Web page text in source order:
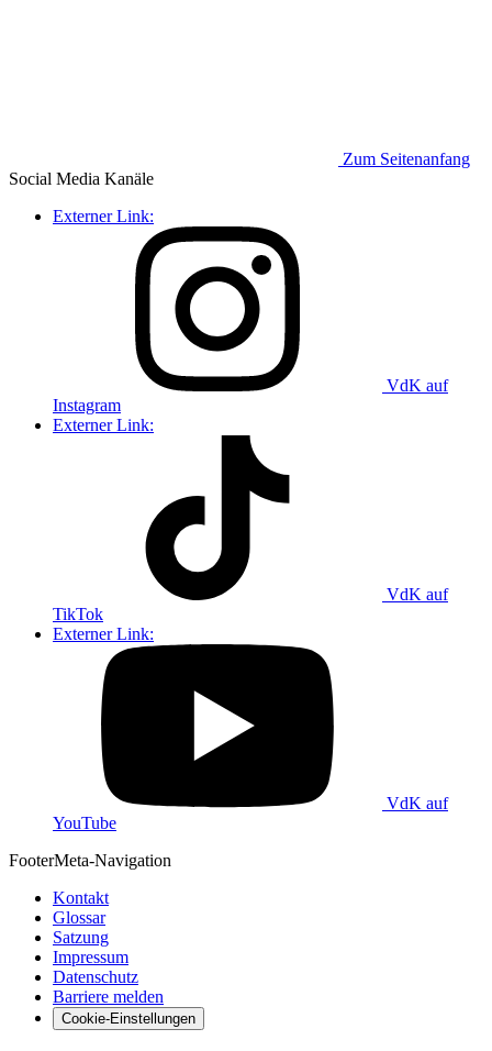
Zum Seitenanfang
Social Media Kanäle
Externer Link:
VdK auf
Instagram
Externer Link:
VdK auf
TikTok
Externer Link:
VdK auf
YouTube
FooterMeta-Navigation
Kontakt
Glossar
Satzung
Impressum
Datenschutz
Barriere melden
Cookie-Einstellungen